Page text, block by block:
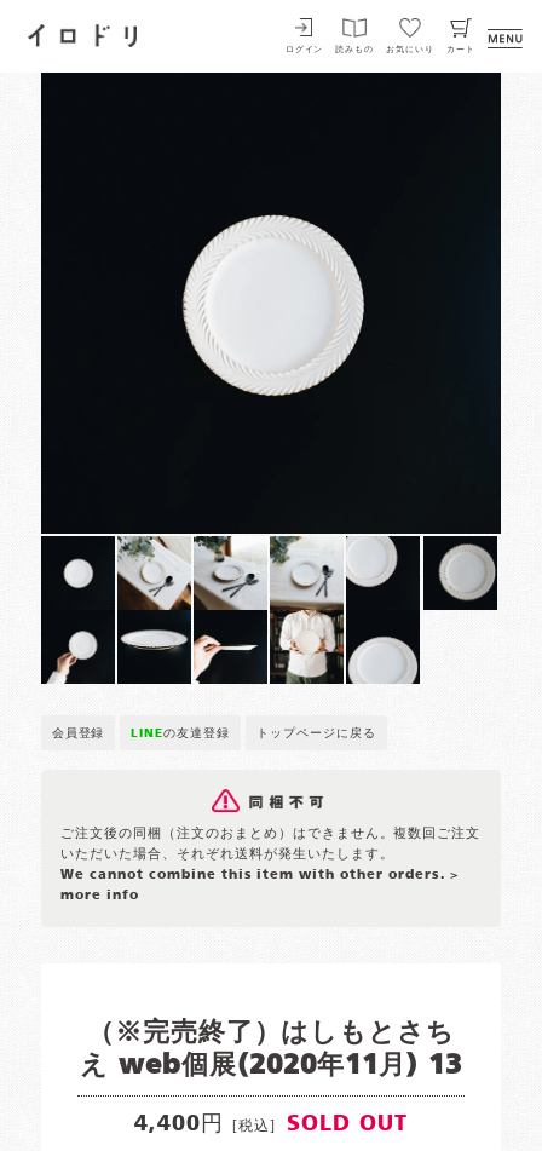
イロドリ
ログイン 読みもの お気にいり カート
会員登録 LINEの友達登録 トップページに戻る
ご注文後の同梱（注文のおまとめ）はできません。複数回ご注文
いただいた場合、それぞれ送料が発生いたします。
We cannot combine this item with other orders. >
more info
（※完売終了）はしもとさち
え web個展(2020年11月) 13
4,400円 [税込] SOLD OUT